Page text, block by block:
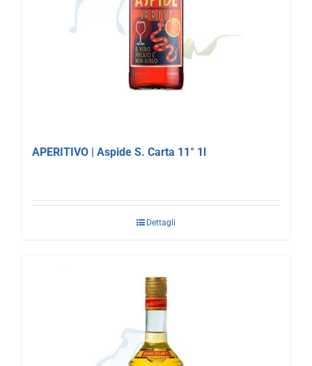
APERITIVO | Aspide S. Carta 11° 1l
Dettagli